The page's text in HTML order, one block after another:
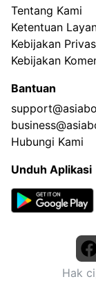
Tentang Kami
Ketentuan
Kebijakan
Kebijakan
Bantuan
Hubungi Kami
Unduh Aplikasi
Hak